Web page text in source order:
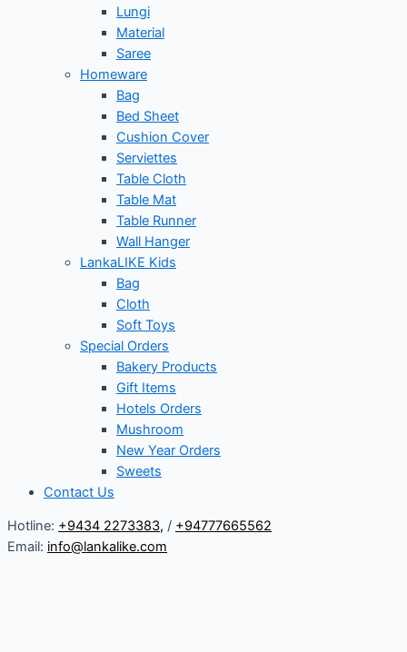
Lungi
Material
Saree
Homeware
Bag
Bed Sheet
Cushion Cover
Serviettes
Table Cloth
Table Mat
Table Runner
Wall Hanger
LankaLIKE Kids
Bag
Cloth
Soft Toys
Special Orders
Bakery Products
Gift Items
Hotels Orders
Mushroom
New Year Orders
Sweets
Contact Us
Hotline: +9434 2273383, / +94777665562
Email: info@lankalike.com